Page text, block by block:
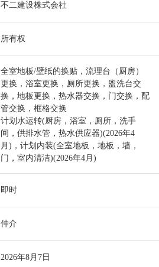
不二建设株式会社
所有权
全室地板/壁纸的换贴，流理台（厨房）
更换，浴室更换，厕所更换，盥洗台交
换，地板更换，热水器交换，门交换，配
管交换，框格交换
计划水运转(厨房，浴室，厕所，洗手
间，供排水管，热水供应器)(2026年4
月)，计划内装(全室地板，地板，墙，
门，室内清洁)(2026年4月)
即时
仲介
2026年8月7日